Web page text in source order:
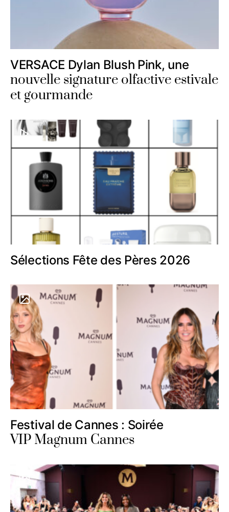
VERSACE Dylan Blush Pink, une
nouvelle signature olfactive estivale
et gourmande
Sélections Fête des Pères 2026
Festival de Cannes : Soirée
VIP Magnum Cannes